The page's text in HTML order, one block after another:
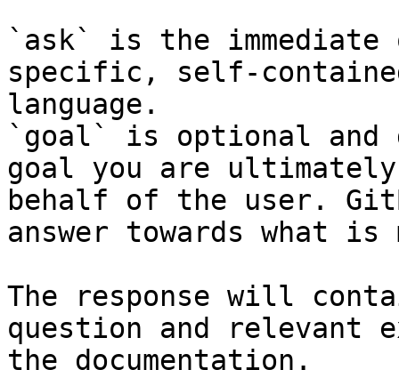
`ask` is the
specific, self-
language.
`goal` is optional and
goal you are
behalf of the user.
answer towards what
The response will
question and relevant
the documentation.